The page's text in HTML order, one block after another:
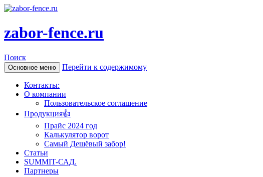
zabor-fence.ru
Поиск
Основное меню Перейти к содержимому
Контакты:
О компании
Пользовательское соглашение
Продукция👍
Прайс 2024 год
Калькулятор ворот
Самый Дешёвый забор!
Статьи
SUMMIT-САД.
Партнеры